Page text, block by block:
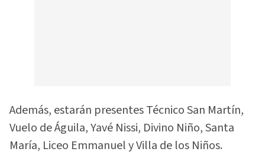
Además, estarán presentes Técnico San Martín,
Vuelo de Águila, Yavé Nissi, Divino Niño, Santa
María, Liceo Emmanuel y Villa de los Niños.